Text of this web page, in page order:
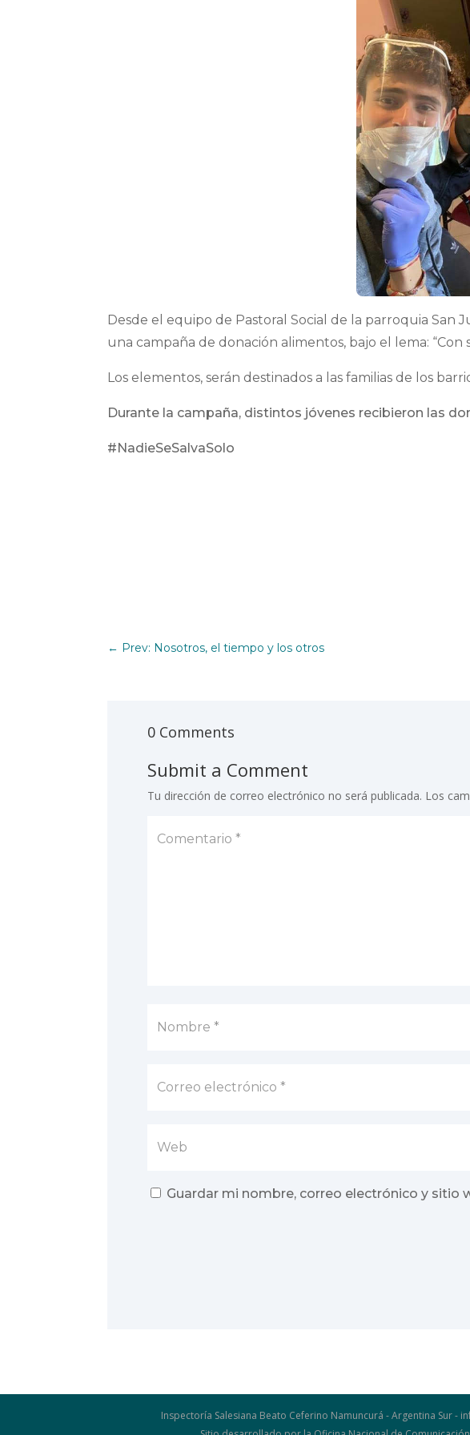
Desde el equipo de Pastoral Social de la parroquia San
una campaña de donación alimentos, bajo el lema: “Con
Los elementos, serán destinados a las familias de los
Durante la campaña, distintos jóvenes recibieron las
#NadieSeSalvaSolo
← Prev: Nosotros, el tiempo y los otros
0 Comments
Submit a Comment
Tu dirección de correo electrónico no será publicada. Los
Guardar mi nombre, correo electrónico y sitio
Inspectoría Salesiana Beato Ceferino Namuncurá - Argentina Sur